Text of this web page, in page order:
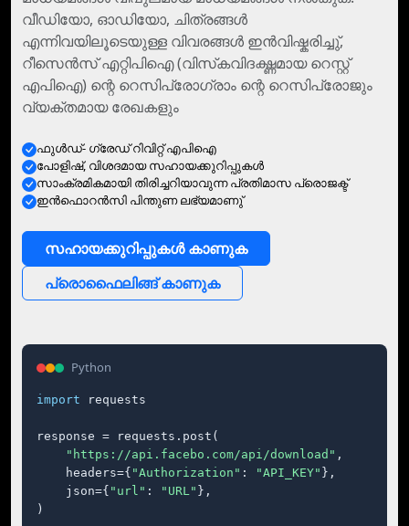
വീഡിയോ, ഓഡിയോ, ചിത്രങ്ങള്‍
എന്നിവയിലൂടെയുള്ള വിവരങ്ങള്‍ ഇന്‍വിഷ്കരിച്ചു്,
റീസെന്‍സ് എറ്റിപിഐ (വിസ്‌കവിദഗ്ദ്ധമായ റെസ്റ്റ്
എപിഐ) ന്റെ റെസിപ്രോഗ്രാം ന്റെ റെസിപ്രോജും
വ്യക്തമായ രേഖകളും
ഫുള്‍ഡ്- ഗ്രേഡ് റിവിറ്റ് എപിഐ
പോളിഷ്, വിശദമായ സഹായക്കുറിപ്പുകള്‍
സാംക്രമികമായി തിരിച്ചറിയാവുന്ന പ്രതിമാസ പ്രൊജക്ട്
ഇന്‍ഫൊറന്‍സി പിന്തുണ ലഭ്യമാണു്
സഹായക്കുറിപ്പുകള്‍ കാണുക
പ്രൊഫൈലിങ്ങ് കാണുക
Python
import requests
response = requests.post(
"https://api.facebo.com/api/download" ,
    headers={
"Authorization" : "API_KEY" },
    json={
"url" : "URL" },
)